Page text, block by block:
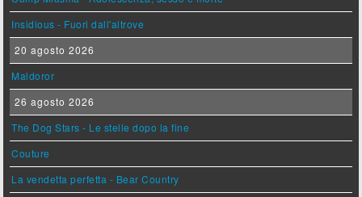
Insidious - Fuori dall'altrove
20 agosto 2026
Maldoror
26 agosto 2026
The Dog Stars - Le stelle dopo la fine
Couture
La vendetta perfetta - Bear Country